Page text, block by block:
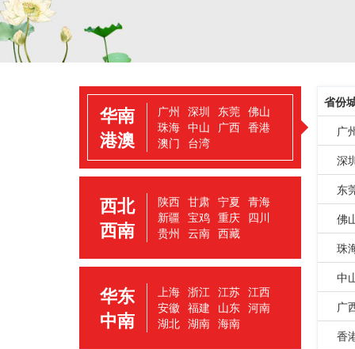
华南
港澳
广州 深圳 东莞 佛山
珠海 中山 广西 香港
澳门 台湾
西北
西南
陕西 甘肃 宁夏 青海
新疆 宝鸡 重庆 四川
贵州 云南 西藏
华东
中南
上海 浙江 江苏 江西
安徽 福建 山东 河南
湖北 湖南 海南
省份
广
深
东
佛
珠
中
广
香